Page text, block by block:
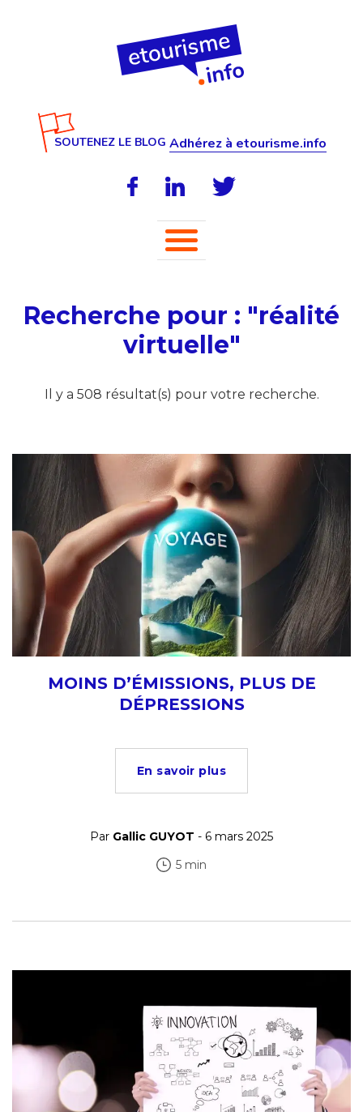
SOUTENEZ LE BLOG Adhérez à etourisme.info
Recherche pour : "réalité
virtuelle"
Il y a 508 résultat(s) pour votre recherche.
MOINS D’ÉMISSIONS, PLUS DE
DÉPRESSIONS
En savoir plus
Par Gallic GUYOT - 6 mars 2025
5 min